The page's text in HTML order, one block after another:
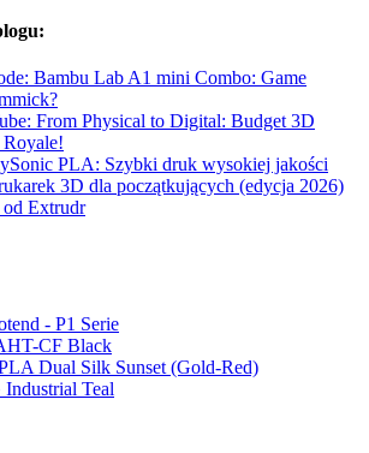
Bambu Lab A1 mini Combo: Game
From Physical to Digital: Budget 3D
Royale!
PLA: Szybki druk wysokiej jakości
3D dla początkujących (edycja 2026)
Extrudr
- P1 Serie
CF Black
Dual Silk Sunset (Gold-Red)
Teal